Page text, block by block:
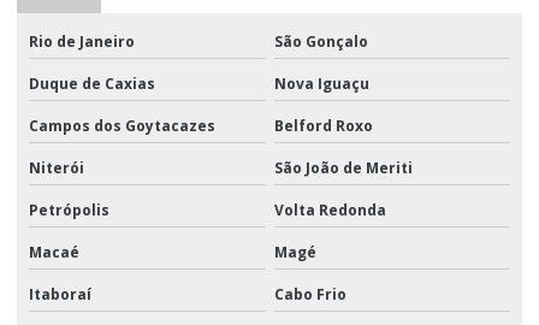
Rio de Janeiro São Gonçalo
Duque de Caxias Nova Iguaçu
Campos dos Goytacazes Belford Roxo
Niterói São João de Meriti
Petrópolis Volta Redonda
Macaé Magé
Itaboraí Cabo Frio